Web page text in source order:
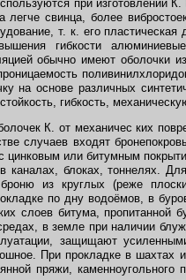
при изготовлении
легче свинца, более
т. к. его
гибкости
обычно имеют оболочки
на основе различных
гибкость,
К. от механичес ких
случаев входят
цинковым или битумным
каналах, блоках, тоннелях.
из круглых (реже
по дну водоёмов, в
слоев битума,
в земле при наличии
защищают
При прокладке в
пряжи,